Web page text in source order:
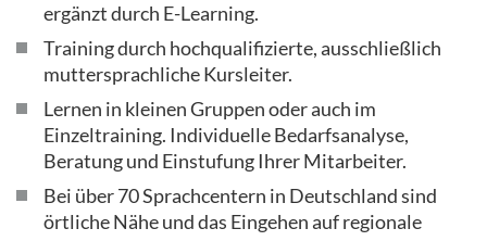
ergänzt durch E-Learning.
Training durch hochqualifizierte, ausschließlich
mutter­sprachliche Kursleiter.
Lernen in kleinen Gruppen oder auch im
Einzeltraining. Individuelle Bedarfsanalyse,
Beratung und Einstufung Ihrer Mitarbeiter.
Bei über 70 Sprachcentern in Deutschland sind
örtliche Nähe und das Eingehen auf regionale